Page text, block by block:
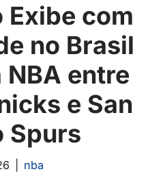
Exibe com
no Brasil
NBA entre
e San
Spurs
nba